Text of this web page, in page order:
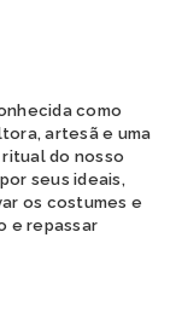
como
artesã e uma
do nosso
seus ideais,
os costumes e
e repassar